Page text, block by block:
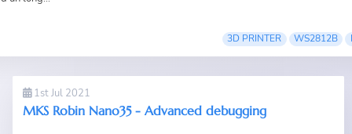
3D PRINTER WS2812B
1st Jul 2021
MKS Robin Nano35 - Advanced debugging